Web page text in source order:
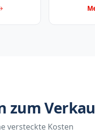
zum
versteckte Kosten